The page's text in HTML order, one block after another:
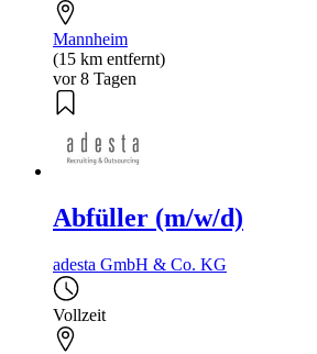
Mannheim
(15 km entfernt)
vor 8 Tagen
Abfüller (m/w/d)
adesta GmbH & Co. KG
Vollzeit